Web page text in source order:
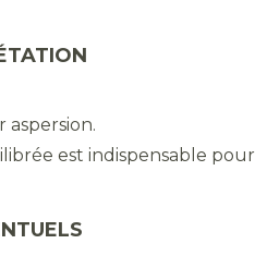
aspersion.
est indispensable